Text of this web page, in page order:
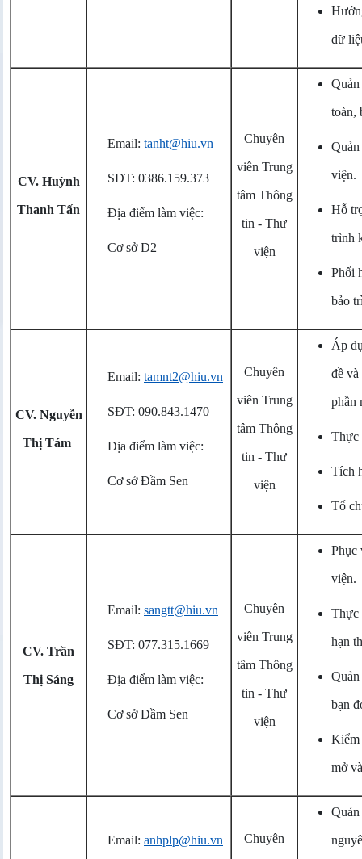
dữ
CV. Huỳnh
Thanh Tấn
Email: tanht@hiu.vn
SĐT: 0386.159.373
Địa điểm làm việc:
Cơ sở D2
Chuyên
viên Trung
tâm Thông
tin - Thư
viện
toàn,
viện.
Hỗ
trình
Phối
bảo
CV. Nguyễn
Thị Tám
Email: tamnt2@hiu.vn
SĐT: 090.843.1470
Địa điểm làm việc:
Cơ sởĐầm Sen
Chuyên
viên Trung
tâm Thông
tin - Thư
viện
Áp
đề
phần
Thực
Tích
Tổ
CV. Trần
Thị Sáng
Email: sangtt@hiu.vn
SĐT: 077.315.1669
Địa điểm làm việc:
Cơ sởĐầm Sen
Chuyên
viên Trung
tâm Thông
tin - Thư
viện
Phục
viện.
Thực
hạn
bạn
Kiểm
mở
Email: anhplp@hiu.vn Chuyên